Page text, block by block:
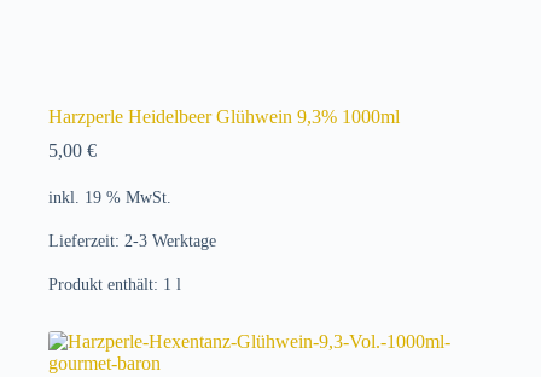
Harzperle Heidelbeer Glühwein 9,3% 1000ml
5,00 €
inkl. 19 % MwSt.
Lieferzeit: 2-3 Werktage
Produkt enthält: 1 l